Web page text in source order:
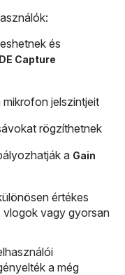
és
Capture
jelszintjeit
rögzíthetnek
a Gain
értékes
vlogok vagy gyorsan
a még